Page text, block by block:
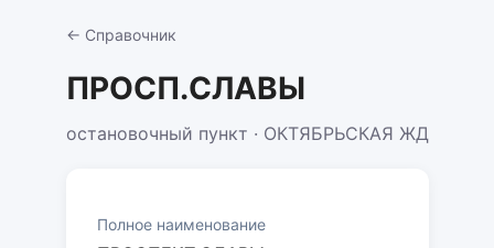
← Справочник
ПРОСП.СЛАВЫ
остановочный пункт · ОКТЯБРЬСКАЯ ЖД
Полное наименование